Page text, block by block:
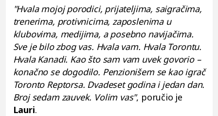
"Hvala mojoj porodici, prijateljima, saigračima,
trenerima, protivnicima, zaposlenima u
klubovima, medijima, a posebno navijačima.
Sve je bilo zbog vas. Hvala vam. Hvala Torontu.
Hvala Kanadi. Kao što sam vam uvek govorio –
konačno se dogodilo. Penzionišem se kao igrač
Toronto Reptorsa. Dvadeset godina i jedan dan.
Broj sedam zauvek. Volim vas", poručio je
Lauri.